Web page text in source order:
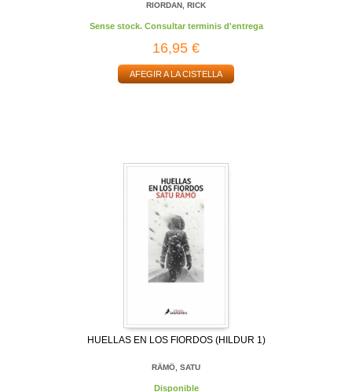
RIORDAN, RICK
Sense stock. Consultar terminis d'entrega
16,95 €
AFEGIR A LA CISTELLA
HUELLAS EN LOS FIORDOS (HILDUR 1)
RÄMÖ, SATU
Disponible